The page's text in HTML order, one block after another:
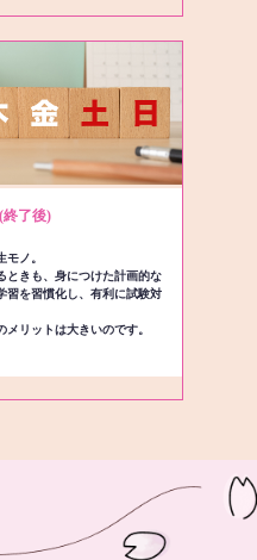
終了後)
ノ。
ときも、身につけた計画的な
習を習慣化し、有利に試験対
リットは大きいのです。